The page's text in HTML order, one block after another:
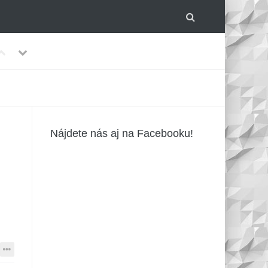
PreviousNext
Nájdete nás aj na Facebooku!